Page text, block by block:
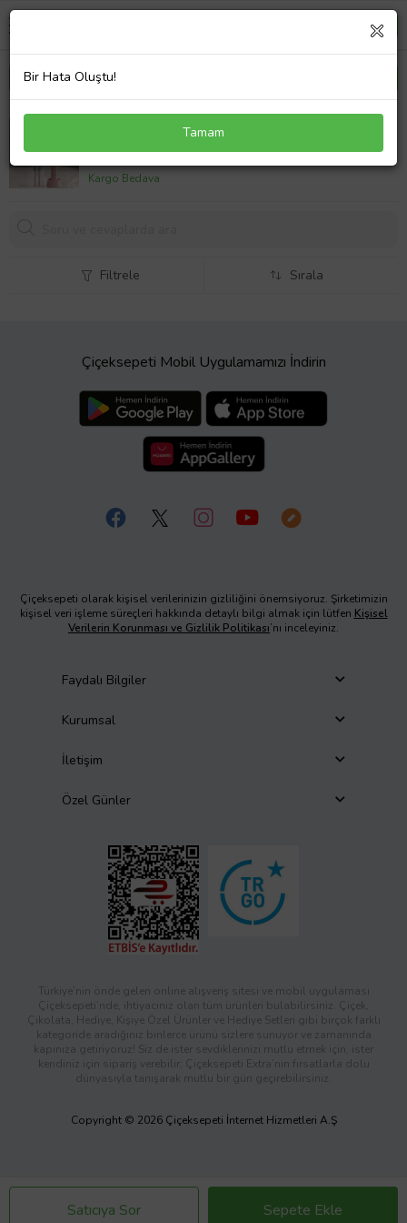
Mioji Oral B8 Care Şarj Edilebilir Diş Fırçası Pembe +
1679,00 TL
Kargo Bedava
Satıcıya Sor Sepete Ekle
Filtrele Sırala
Çiçeksepeti Mobil Uygulamamızı İndirin
Çiçeksepeti olarak kişisel verilerinizin gizliliğini önemsiyoruz. Şirketimizin
kişisel veri işleme süreçleri hakkında detaylı bilgi almak için lütfen Kişisel
Verilerin Korunması ve Gizlilik Politikası’nı inceleyiniz.
Faydalı Bilgiler
Kurumsal
İletişim
Özel Günler
Türkiye’nin önde gelen online alışveriş sitesi ve mobil uygulaması
Çiçeksepeti’nde, ihtiyacınız olan tüm ürünleri bulabilirsiniz. Çiçek,
Çikolata, Hediye, Kişiye Özel Ürünler ve Hediye Setleri gibi birçok farklı
kategoride aradığınız binlerce ürünü sizlere sunuyor ve zamanında
kapınıza getiriyoruz! Siz de ister sevdiklerinizi mutlu etmek için, ister
kendiniz için sipariş verebilir; Çiçeksepeti Extra’nın fırsatlarla dolu
dünyasıyla tanışarak mutlu bir gün geçirebilirsiniz.
Copyright © 2026 Çiçeksepeti İnternet Hizmetleri A.Ş
Bir Hata Oluştu!
Tamam